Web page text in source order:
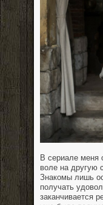
В сериале меня
воле на другую
Знакомы лишь
получать
заканчивается